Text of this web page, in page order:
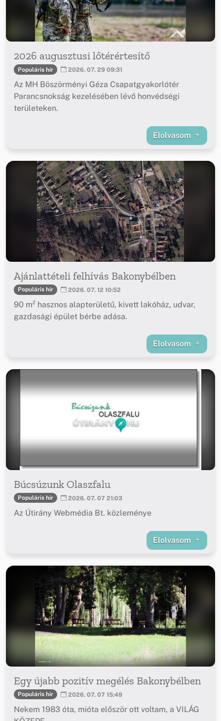
2026 augusztusi lőtérértesítő
Populáris hír 2026. 07. 29 09:31
Az MH Böszörményi Géza Csapatgyakorlótér
Parancsnokság kezelésében lévő honvédségi
területeken.
Elolvasom
Ajánlattételi felhívás Bakonybélben
Populáris hír 2026. 07. 12 10:52
90 m² hasznos alapterületű, kivett lakóház, udvar,
gazdasági épület bérbe adása.
Elolvasom
Búcsúzunk Olaszfalu
Populáris hír 2026. 07. 07 21:03
Az Útirány Webmédia Bt. közleménye
Elolvasom
Egy újabb pozitív megélés Bakonybélben
Populáris hír 2026. 07. 07 15:49
Nekem 1983 óta, mióta először ott voltam, a VILÁG